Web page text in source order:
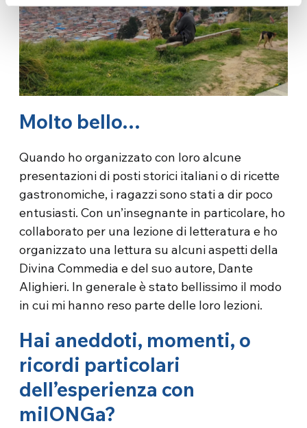
Molto bello…
Quando ho organizzato con loro alcune
presentazioni di posti storici italiani o di ricette
gastronomiche, i ragazzi sono stati a dir poco
entusiasti. Con un’insegnante in particolare, ho
collaborato per una lezione di letteratura e ho
organizzato una lettura su alcuni aspetti della
Divina Commedia e del suo autore, Dante
Alighieri. In generale è stato bellissimo il modo
in cui mi hanno reso parte delle loro lezioni.
Hai aneddoti, momenti, o
ricordi particolari
dell’esperienza con
milONGa?